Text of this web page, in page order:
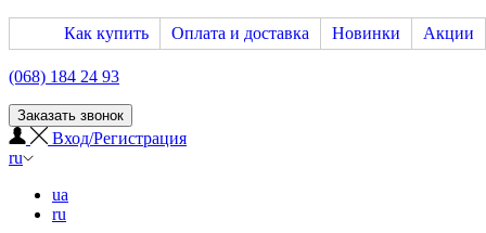
Как купить Оплата и доставка Новинки Акции
(068) 184 24 93
Заказать звонок
Вход/Регистрация
ru
ua
ru